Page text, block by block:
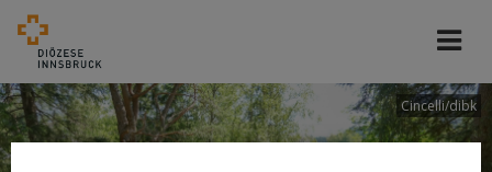
Cincelli/dibk